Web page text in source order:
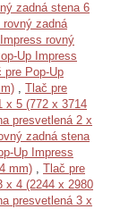
zadná stena 6
rovný zadná
rovný
Up Impress
pre Pop-Up
, Tlač pre
x 5 (772 x 3714
presvetlená 2 x
zadná stena
Up Impress
mm) , Tlač pre
x 4 (2244 x 2980
presvetlená 3 x